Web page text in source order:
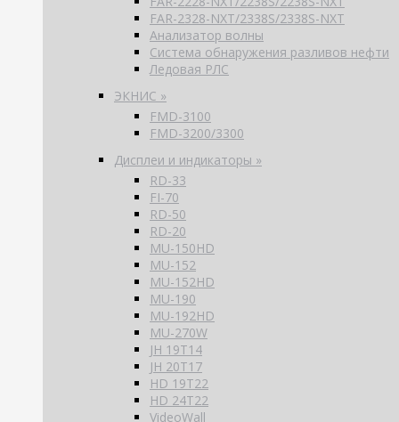
FAR-2328-NXT/2338S/2338S-NXT
Анализатор волны
Система обнаружения разливов нефти
Ледовая РЛС
ЭКНИС »
FMD-3100
FMD-3200/3300
Дисплеи и индикаторы »
RD-33
FI-70
RD-50
RD-20
MU-150HD
MU-152
MU-152HD
MU-190
MU-192HD
MU-270W
JH 19T14
JH 20T17
HD 19T22
HD 24T22
VideoWall